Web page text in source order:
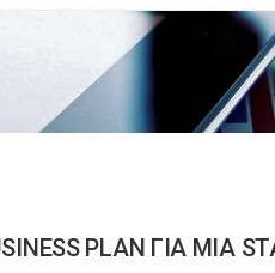
PLAN ΓΙΑ ΜΙΑ